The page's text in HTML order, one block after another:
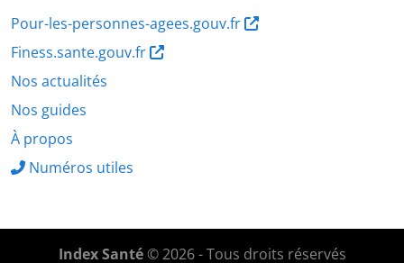
Pour-les-personnes-agees.gouv.fr
Finess.sante.gouv.fr
Nos actualités
Nos guides
À propos
Numéros utiles
Index Santé© 2026 - Tous droits réservés